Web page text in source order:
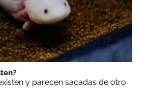
y parecen sacadas de otro